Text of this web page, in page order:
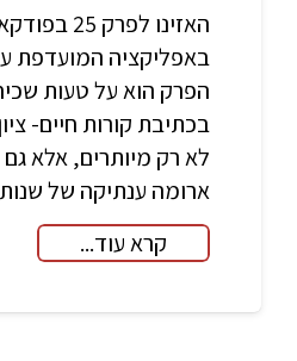
האזינו לפרק
באפליקציה המועדפת
הפרק הוא על טעות
בכתיבת קורות חיים-
לא רק מיותרים, אלא גם
ארומה ענתיקה של שנות
קרא עוד...